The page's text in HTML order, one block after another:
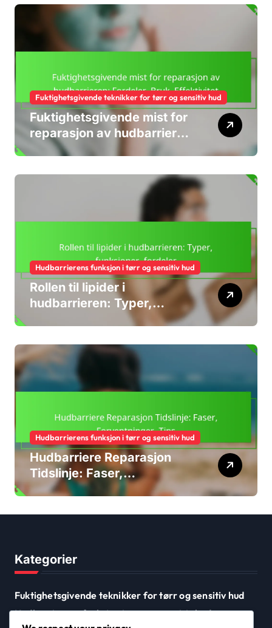
Fuktighetsgivende teknikker for tørr og sensitiv hud
Fuktighetsgivende mist for
reparasjon av hudbarrieren:
Fordeler, Bruk, Effektivitet
Hudbarrierens funksjon i tørr og sensitiv hud
Rollen til lipider i
hudbarrieren: Typer,
funksjoner, fordeler
Hudbarrierens funksjon i tørr og sensitiv hud
Hudbarriere Reparasjon
Tidslinje: Faser,
Forventninger, Tips
Kategorier
Fuktighetsgivende teknikker for tørr og sensitiv hud
Hudbarrierens funksjon i tørr og sensitiv hud